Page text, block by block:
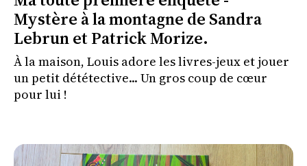
Mystère à la montagne de Sandra
Lebrun et Patrick Morize.
À la maison, Louis adore les livres-jeux et jouer
un petit dététective... Un gros coup de cœur
pour lui !